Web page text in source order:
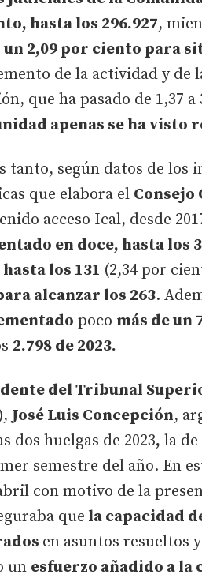
hasta los 296.927,
2,09 por ciento para
de la actividad y de
que ha pasado de 1,37 a
apenas se ha visto
tanto, según datos de los
que elabora el Consejo
acceso Ical, desde
en doce, hasta los
los 131 (2,34 por
alcanzar los 263.
poco más de un
2.798 de 2023.
del Tribunal
José Luis Concepción,
dos huelgas de 2023, la
semestre del año. En
con motivo de la
que la capacidad
en asuntos resueltos
un esfuerzo añadido a la